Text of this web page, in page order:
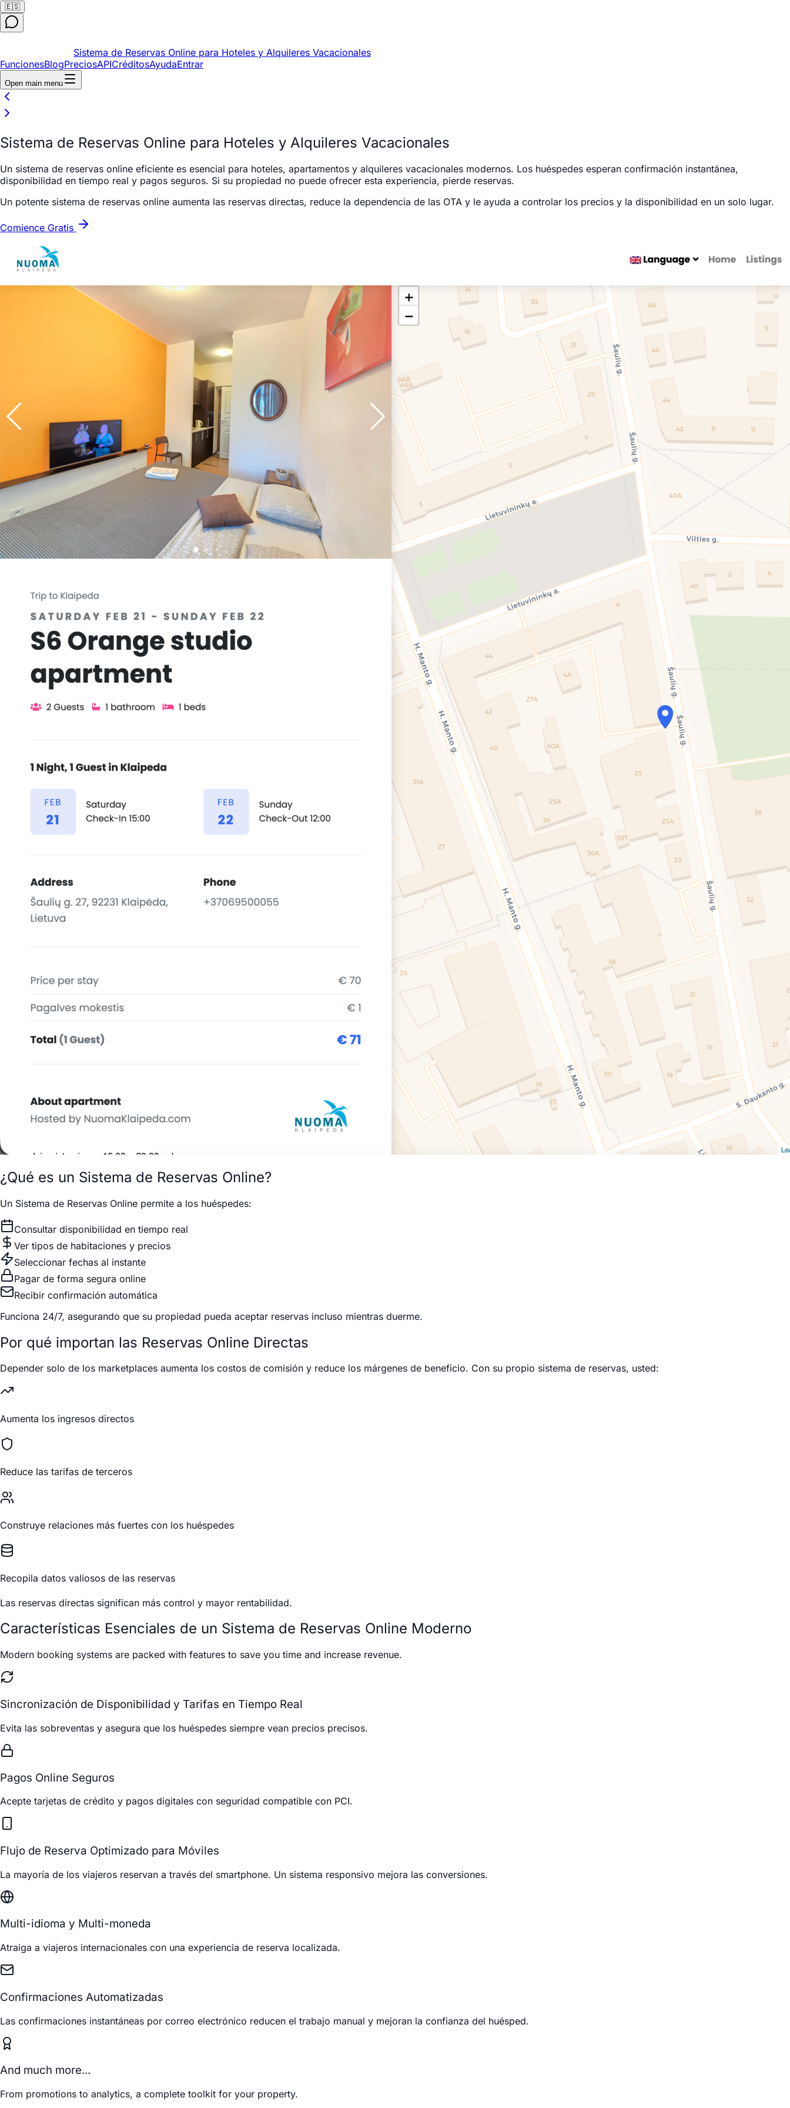
🇪🇸
Sistema de Reservas Online para Hoteles y Alquileres Vacacionales
FuncionesBlogPreciosAPICréditosAyudaEntrar
Open main menu
Sistema de Reservas Online para Hoteles y Alquileres Vacacionales
Un sistema de reservas online eficiente es esencial para hoteles, apartamentos y alquileres vacacionales modernos. Los huéspedes esperan confirmación instantánea,
disponibilidad en tiempo real y pagos seguros. Si su propiedad no puede ofrecer esta experiencia, pierde reservas.
Un potente sistema de reservas online aumenta las reservas directas, reduce la dependencia de las OTA y le ayuda a controlar los precios y la disponibilidad en un solo lugar.
Comience Gratis
¿Qué es un Sistema de Reservas Online?
Un Sistema de Reservas Online permite a los huéspedes:
Consultar disponibilidad en tiempo real
Ver tipos de habitaciones y precios
Seleccionar fechas al instante
Pagar de forma segura online
Recibir confirmación automática
Funciona 24/7, asegurando que su propiedad pueda aceptar reservas incluso mientras duerme.
Por qué importan las Reservas Online Directas
Depender solo de los marketplaces aumenta los costos de comisión y reduce los márgenes de beneficio. Con su propio sistema de reservas, usted:
Aumenta los ingresos directos
Reduce las tarifas de terceros
Construye relaciones más fuertes con los huéspedes
Recopila datos valiosos de las reservas
Las reservas directas significan más control y mayor rentabilidad.
Características Esenciales de un Sistema de Reservas Online Moderno
Modern booking systems are packed with features to save you time and increase revenue.
Sincronización de Disponibilidad y Tarifas en Tiempo Real
Evita las sobreventas y asegura que los huéspedes siempre vean precios precisos.
Pagos Online Seguros
Acepte tarjetas de crédito y pagos digitales con seguridad compatible con PCI.
Flujo de Reserva Optimizado para Móviles
La mayoría de los viajeros reservan a través del smartphone. Un sistema responsivo mejora las conversiones.
Multi-idioma y Multi-moneda
Atraiga a viajeros internacionales con una experiencia de reserva localizada.
Confirmaciones Automatizadas
Las confirmaciones instantáneas por correo electrónico reducen el trabajo manual y mejoran la confianza del huésped.
And much more...
From promotions to analytics, a complete toolkit for your property.